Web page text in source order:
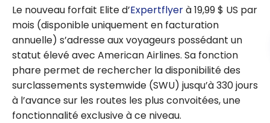
Le nouveau forfait Elite d’Expertflyerà 19,99 $ US par
mois (disponible uniquement en facturation
annuelle) s’adresse aux voyageurs possédant un
statut élevé avec American Airlines. Sa fonction
phare permet de rechercher la disponibilité des
surclassements systemwide (SWU) jusqu’à 330 jours
à l’avance sur les routes les plus convoitées, une
fonctionnalité exclusive à ce niveau.